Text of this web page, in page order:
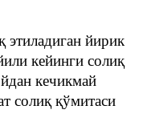
этиладиган йирик
кейинги солиқ
кечикмай
солиқ қўмитаси